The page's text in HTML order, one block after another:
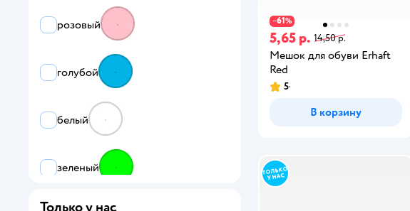
−61%
5,65 р. 14,50 р.
Мешок для обуви Erhaft
Red
5
В корзину
розовый
голубой
белый
зеленый
Только у нас